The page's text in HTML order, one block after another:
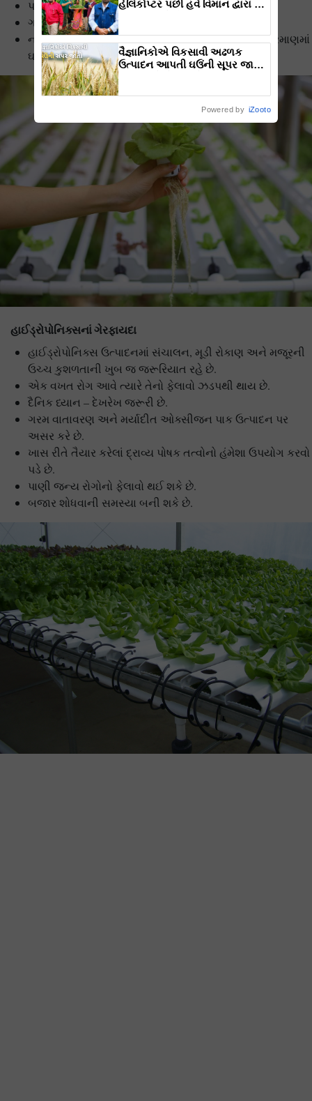
પાણીનો અસરકારક રીતે ઉપયોગ થાય છે.
ગ્રીનહાઉસમાં વર્ટીકલ સ્પેસનો ઉપયોગ કરી શકાય છે.
નહી વપરાયેલ પોષક તત્વો તથા જમીનનું પ્રદૂષણ મોટા પ્રમાણમાં
ઘટાડે છે.
હાઈડ્રોપોનિક્સનાં ગેરફાયદા
હાઈડ્રોપોનિક્સ ઉત્પાદનમાં સંચાલન, મૂડી રોકાણ અને મજૂરની
ઉચ્ચ કુશળતાની ખુબ જ જરૂરિયાત રહે છે.
એક વખત રોગ આવે ત્યારે તેનો ફેલાવો ઝડપથી થાય છે.
દૈનિક ધ્યાન – દેખરેખ જરૂરી છે.
ગરમ વાતાવરણ અને મર્યાદીત ઓક્સીજન પાક ઉત્પાદન પર
અસર કરે છે.
ખાસ રીતે તૈયાર કરેલાં દ્રાવ્ય પોષક તત્વોનો હંમેશા ઉપયોગ કરવો
પડે છે.
પાણી જન્ય રોગોનો ફેલાવો થઈ શકે છે.
બજાર શોધવાની સમસ્યા બની શકે છે.
હેલિકોપ્ટર પછી હવે વિમાન દ્વારા કૃષિ
વૈજ્ઞાનિકોએ વિકસાવી અઢળક
ઉત્પાદન આપતી ઘઉંની સૂપર જાતો,
Powered by iZooto